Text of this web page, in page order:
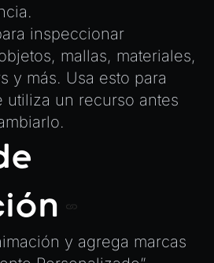
inspeccionar
mallas, materiales,
y más. Usa esto para
utiliza un recurso antes
y agrega marcas